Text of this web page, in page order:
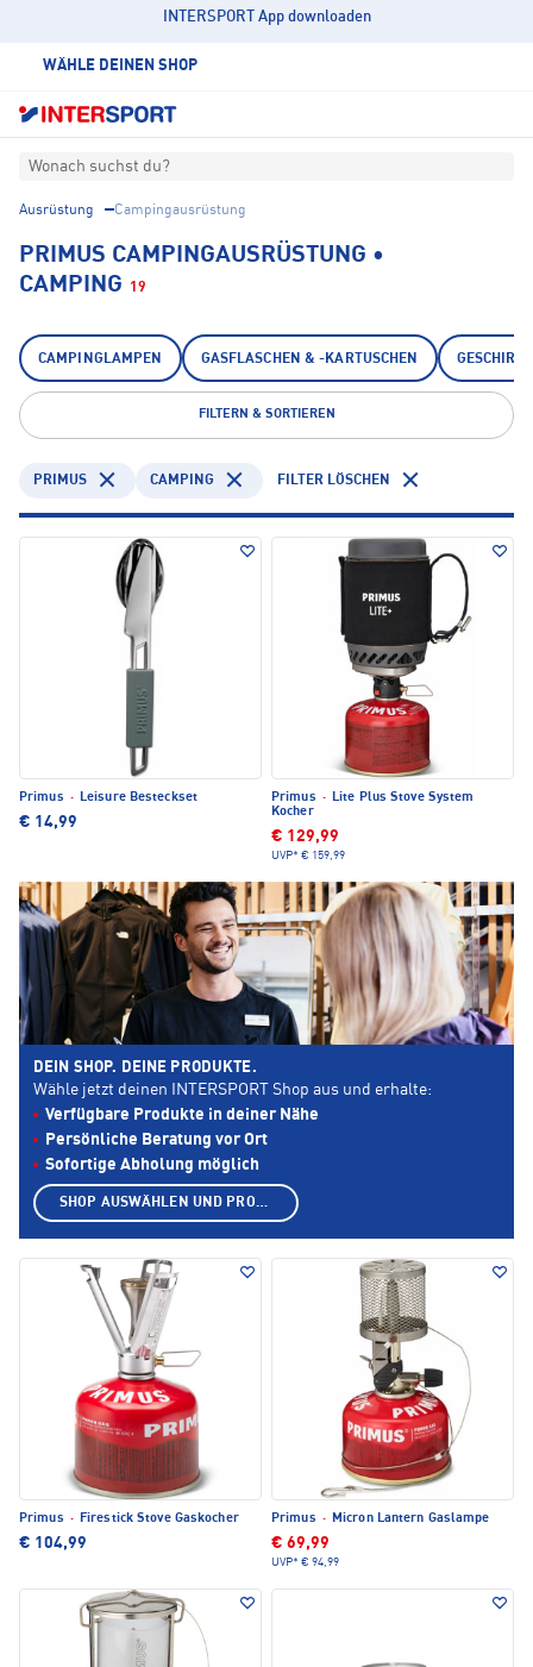
INTERSPORT App downloaden
WÄHLE DEINEN SHOP
Wonach suchst du?
Ausrüstung Campingausrüstung
PRIMUS CAMPINGAUSRÜSTUNG •
CAMPING
19
CAMPINGLAMPEN GASFLASCHEN & -KARTUSCHEN GESCHIRR
FILTERN & SORTIEREN
PRIMUS CAMPING FILTER LÖSCHEN
Primus · Leisure Besteckset
€ 14,99
Primus ·
Lite Plus Stove System
Kocher
€ 129,99
UVP* € 159,99
Primus · Firestick Stove Gaskocher
€ 104,99
Primus · Micron Lantern Gaslampe
€ 69,99
UVP* € 94,99
DEIN SHOP. DEINE PRODUKTE.
Wähle jetzt deinen INTERSPORT Shop aus und erhalte:
Verfügbare Produkte in deiner Nähe
Persönliche Beratung vor Ort
Sofortige Abholung möglich
SHOP AUSWÄHLEN UND PRODUKTE ANZEIGEN